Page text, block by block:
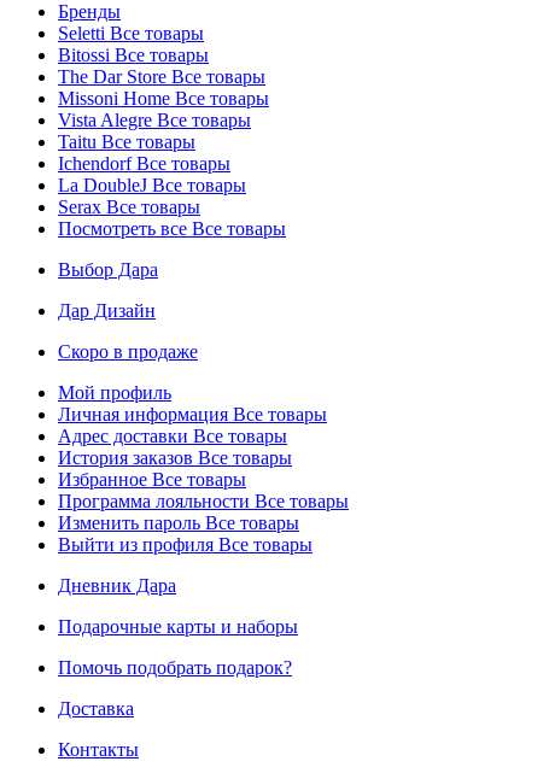
Бренды
Seletti Все товары
Bitossi Все товары
The Dar Store Все товары
Missoni Home Все товары
Vista Alegre Все товары
Taitu Все товары
IchendorfВсе товары
La DoubleJ Все товары
Serax Все товары
Посмотреть все Все товары
Выбор Дара
Дар Дизайн
Скоро в продаже
Мой профиль
Личная информация Все товары
Адрес доставки Все товары
История заказов Все товары
Избранное Все товары
Программа лояльности Все товары
Изменить пароль Все товары
Выйти из профиля Все товары
Дневник Дара
Подарочные карты и наборы
Помочь подобрать подарок?
Доставка
Контакты